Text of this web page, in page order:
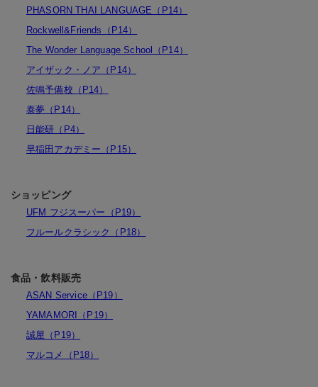
PHASORN THAI LANGUAGE（P14）
Rockwell&Friends（P14）
The Wonder Language School（P14）
アイザック・ノア（P14）
佐鳴予備校（P14）
泰夢（P14）
日能研（P4）
早稲田アカデミー（P15）
ショッピング
UFM フジスーパー（P19）
フルールクラシック（P18）
食品・飲料販売
ASAN Service（P19）
YAMAMORI（P19）
誠屋（P19）
マルコメ（P18）